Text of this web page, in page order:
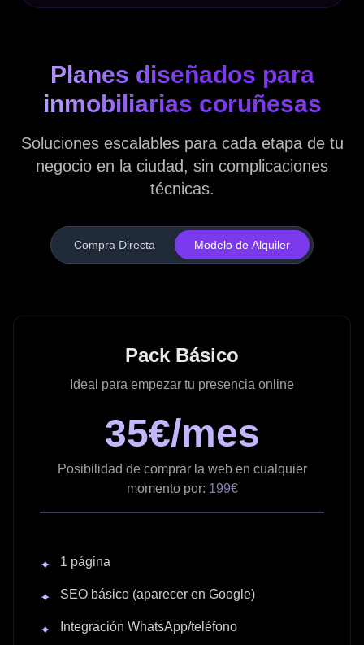
Planes diseñados para
inmobiliarias coruñesas
Soluciones escalables para cada etapa de tu
negocio en la ciudad, sin complicaciones
técnicas.
Compra Directa Modelo de Alquiler
Pack Básico
Ideal para empezar tu presencia online
35€/mes
Posibilidad de comprar la web en cualquier
momento por: 199€
✦ 1 página
✦ SEO básico (aparecer en Google)
✦ Integración WhatsApp/teléfono